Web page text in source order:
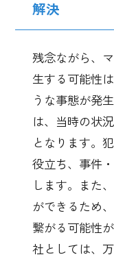
解決
残念ながら、
生する可能性
うな事態が発
は、当時の状
となります。
役立ち、事件
します。また
ができるため
繋がる可能性
社としては、